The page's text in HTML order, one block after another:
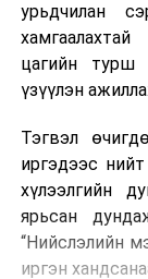
урьдчилан
цагийн турш
үзүүлэн
Тэгвэл
иргэдээс
хүлээлгийн
ярьсан
“Нийслэлийн
иргэн